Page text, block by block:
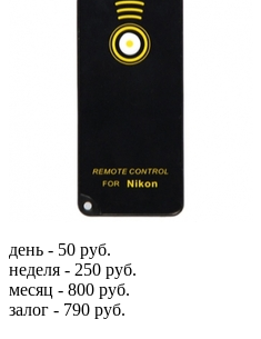
день - 50 руб.
неделя - 250 руб.
месяц - 800 руб.
залог - 790 руб.